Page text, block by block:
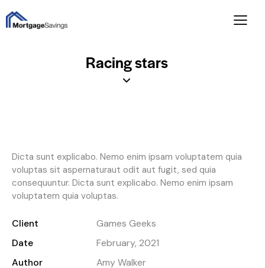
Racing stars
Dicta sunt explicabo. Nemo enim ipsam voluptatem quia
voluptas sit aspernaturaut odit aut fugit, sed quia
consequuntur. Dicta sunt explicabo. Nemo enim ipsam
voluptatem quia voluptas.
Client
Games Geeks
Date
February, 2021
Author
Amy Walker